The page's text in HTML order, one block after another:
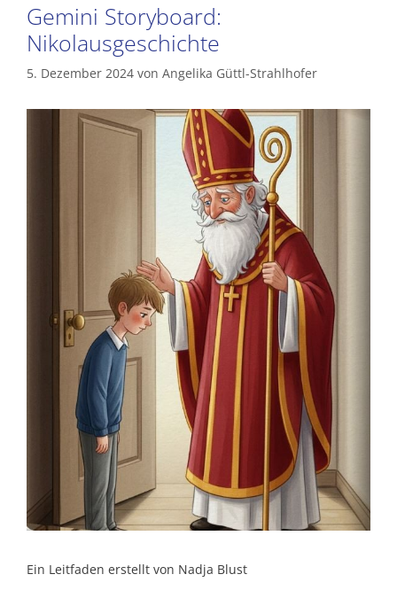
Gemini Storyboard:
Nikolausgeschichte
5. Dezember 2024 von Angelika Güttl-Strahlhofer
Ein Leitfaden erstellt von Nadja Blust